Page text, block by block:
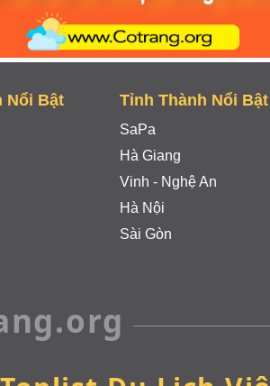
Nổi Bật Tỉnh Thành Nổi Bật
SaPa
Hà Giang
Vinh - Nghệ An
Hà Nội
Sài Gòn